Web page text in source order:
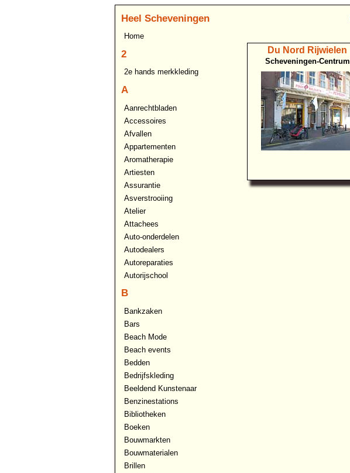
Heel Scheveningen
Home
2
2e hands merkkleding
A
Aanrechtbladen
Accessoires
Afvallen
Appartementen
Aromatherapie
Artiesten
Assurantie
Asverstrooiing
Atelier
Attachees
Auto-onderdelen
Autodealers
Autoreparaties
Autorijschool
B
Bankzaken
Bars
Beach Mode
Beach events
Bedden
Bedrijfskleding
Beeldend Kunstenaar
Benzinestations
Bibliotheken
Boeken
Bouwmarkten
Bouwmaterialen
Brillen
Du Nord Rijwielen
Scheveningen-Centrum